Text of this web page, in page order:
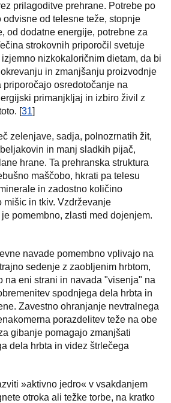
prilagoditve prehrane. Potrebe po
od telesne teže, stopnje
od dodatne energije, potrebne za
strokovnih priporočil svetuje
nizkokaloričnim dietam, da bi
in zmanjšanju proizvodnje
priporočajo osredotočanje na
primanjkljaj in izbiro živil z
[31]
zelenjave, sadja, polnozrnatih žit,
in manj sladkih pijač,
hrane. Ta prehranska struktura
maščobo, hkrati pa telesu
in zadostno količino
mišic in tkiv. Vzdrževanje
pomembno, zlasti med dojenjem.
navade pomembno vplivajo na
sedenje z zaobljenim hrbtom,
na eni strani in navada "visenja" na
spodnjega dela hrbta in
Zavestno ohranjanje nevtralnega
porazdelitev teže na obe
gibanje pomagajo zmanjšati
dela hrbta in videz štrlečega
»aktivno jedro« v vsakdanjem
otroka ali težke torbe, na kratko